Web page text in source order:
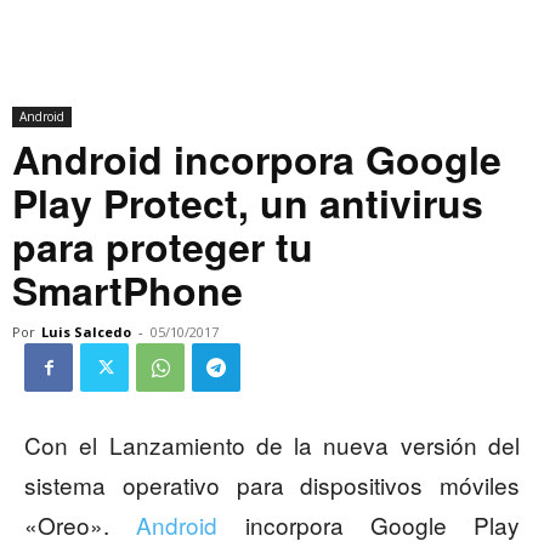
Android
Android incorpora Google
Play Protect, un antivirus
para proteger tu
SmartPhone
Por Luis Salcedo - 05/10/2017
Con el Lanzamiento de la nueva versión del
sistema operativo para dispositivos móviles
«Oreo».Android incorpora Google Play